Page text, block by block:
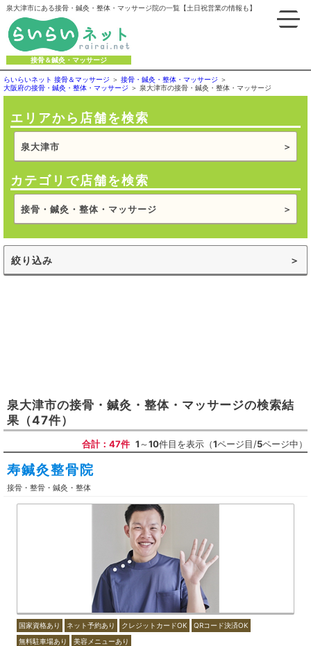
泉大津市にある接骨・鍼灸・整体・マッサージ院の一覧【土日祝営業の情報も】
接骨＆鍼灸・マッサージ
らいらいネット 接骨＆マッサージ
接骨・鍼灸・整体・マッサージ
大阪府の接骨・鍼灸・整体・マッサージ
泉大津市の接骨・鍼灸・整体・マッサージ
エリアから店舗を検索
泉大津市
カテゴリで店舗を検索
接骨・鍼灸・整体・マッサージ
絞り込み
泉大津市の接骨・鍼灸・整体・マッサージの検索結
果 （47件）
合計：47件 1～10件目を表示（1ページ目/5ページ中）
寿鍼灸整骨院
接骨・整骨・鍼灸・整体
国家資格あり ネット予約あり クレジットカードOK
QRコード決済OK
無料駐車場あり
美容メニューあり